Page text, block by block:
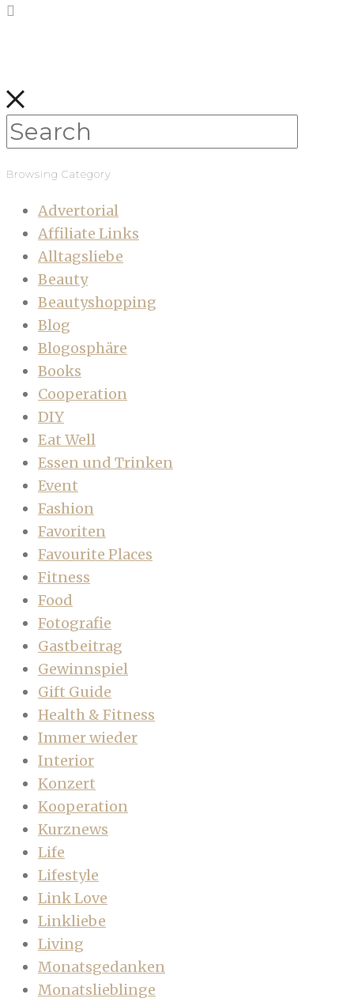
Browsing Category
Advertorial
Affiliate Links
Alltagsliebe
Beauty
Beautyshopping
Blog
Blogosphäre
Books
Cooperation
DIY
Eat Well
Essen und Trinken
Event
Fashion
Favoriten
Favourite Places
Fitness
Food
Fotografie
Gastbeitrag
Gewinnspiel
Gift Guide
Health & Fitness
Immer wieder
Interior
Konzert
Kooperation
Kurznews
Life
Lifestyle
Link Love
Linkliebe
Living
Monatsgedanken
Monatslieblinge